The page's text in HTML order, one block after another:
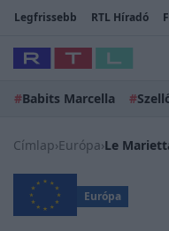
Legfrissebb RTL Híradó
#Babits Marcella #
Címlap›Európa›
Európa